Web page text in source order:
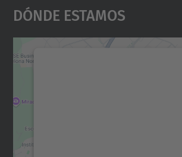
Dónde Estamos